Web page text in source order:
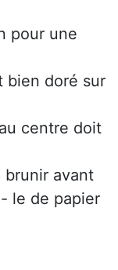
pour une
bien doré sur
centre doit
brunir avant
le de papier